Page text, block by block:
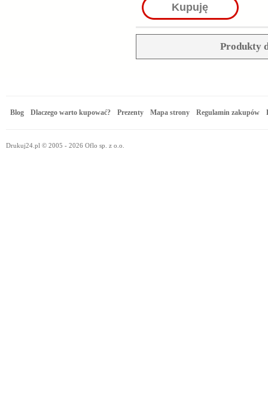
Kupuję
Produkty
Blog Dlaczego warto kupować? Prezenty Mapa strony Regulamin zakupów
Drukuj24.pl © 2005 - 2026 Oflo sp. z o.o.